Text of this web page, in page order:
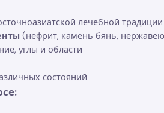
лечебной традиции
(нефрит, камень бянь,
углы и области
состояний